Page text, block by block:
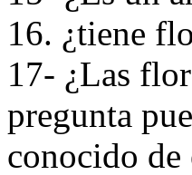
16. ¿tiene
17- ¿Las
pregunta
conocido de